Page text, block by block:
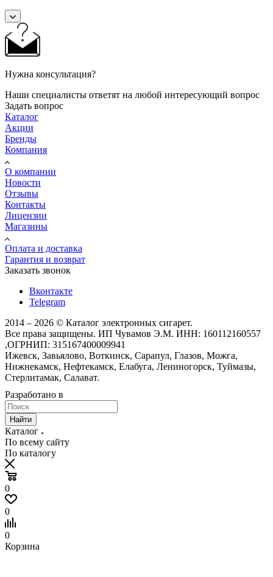
Нужна консультация?
Наши специалисты ответят на любой интересующий вопрос
Задать вопрос
Каталог
Акции
Бренды
Компания
О компании
Новости
Отзывы
Контакты
Лицензии
Магазины
Оплата и доставка
Гарантия и возврат
Заказать звонок
Вконтакте
Telegram
2014 – 2026 © Каталог электронных сигарет.
Все права защищены. ИП Чувамов Э.М. ИНН: 160112160557
,ОГРНИП: 315167400009941
Ижевск, Завьялово, Воткинск, Сарапул, Глазов, Можга,
Нижнекамск, Нефтекамск, Елабуга, Лениногорск, Туймазы,
Стерлитамак, Салават.
Разработано в
Найти
Каталог
По всему сайту
По каталогу
0
0
0
Корзина